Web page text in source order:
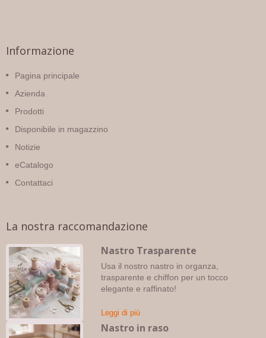
Informazione
Pagina principale
Azienda
Prodotti
Disponibile in magazzino
Notizie
eCatalogo
Contattaci
La nostra raccomandazione
Nastro Trasparente
Usa il nostro nastro in organza,
trasparente e chiffon per un tocco
elegante e raffinato!
Leggi di più
Nastro in raso